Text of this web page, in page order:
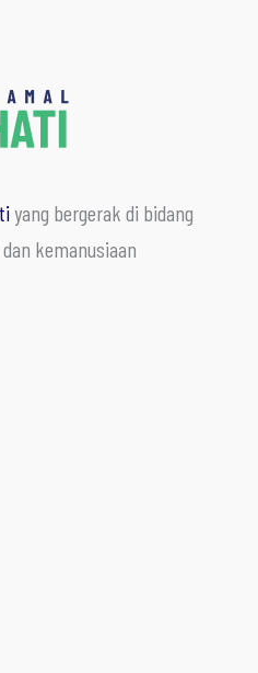
yang bergerak di bidang
kemanusiaan